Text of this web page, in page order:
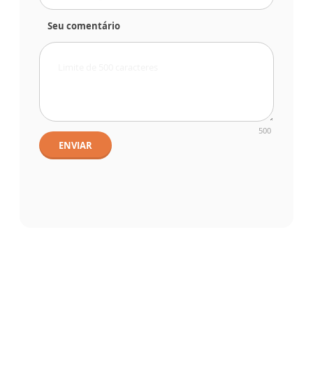
Seu comentário
500
ENVIAR